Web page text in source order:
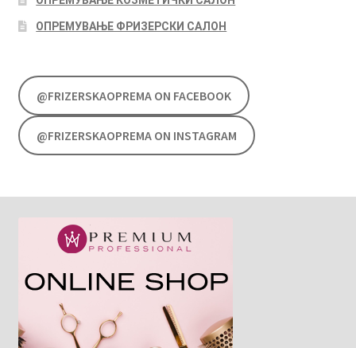
ОПРЕМУВАЊЕ ФРИЗЕРСКИ САЛОН
@FRIZERSKAOPREMA ON FACEBOOK
@FRIZERSKAOPREMA ON INSTAGRAM